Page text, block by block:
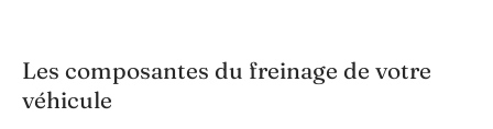
Les composantes du freinage de votre
véhicule